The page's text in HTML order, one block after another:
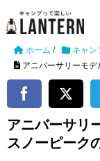
ホーム / キャン
アニバーサリーモ
アニバーサリ
スノーピーク